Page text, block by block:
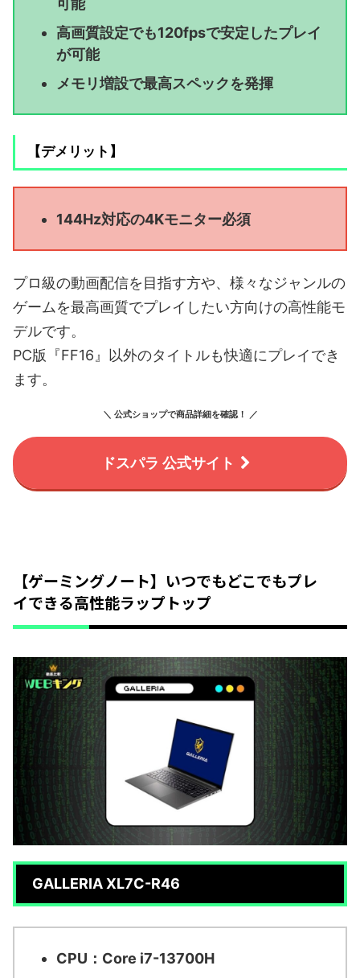
可能
高画質設定でも120fpsで安定したプレイ
が可能
メモリ増設で最高スペックを発揮
【デメリット】
144Hz対応の4Kモニター必須
プロ級の動画配信を目指す方や、様々なジャンルの
ゲームを最高画質でプレイしたい方向けの高性能モ
デルです。
PC版『FF16』以外のタイトルも快適にプレイでき
ます。
＼ 公式ショップで商品詳細を確認！ ／
ドスパラ 公式サイト
【ゲーミングノート】いつでもどこでもプレ
イできる高性能ラップトップ
GALLERIA XL7C-R46
CPU：Core i7-13700H